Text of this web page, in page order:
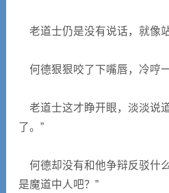
老道士仍是没有说话，就像
何德狠狠咬了下嘴唇，冷哼
老道士这才睁开眼，淡淡说
了。”
何德却没有和他争辩反驳什
是魔道中人吧？”